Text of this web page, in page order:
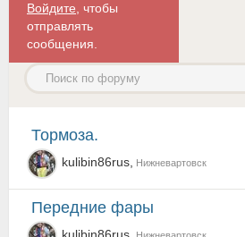
Войдите , чтобы
отправлять
сообщения.
Тормоза.
kulibin86rus, Нижневартовск
Передние фары